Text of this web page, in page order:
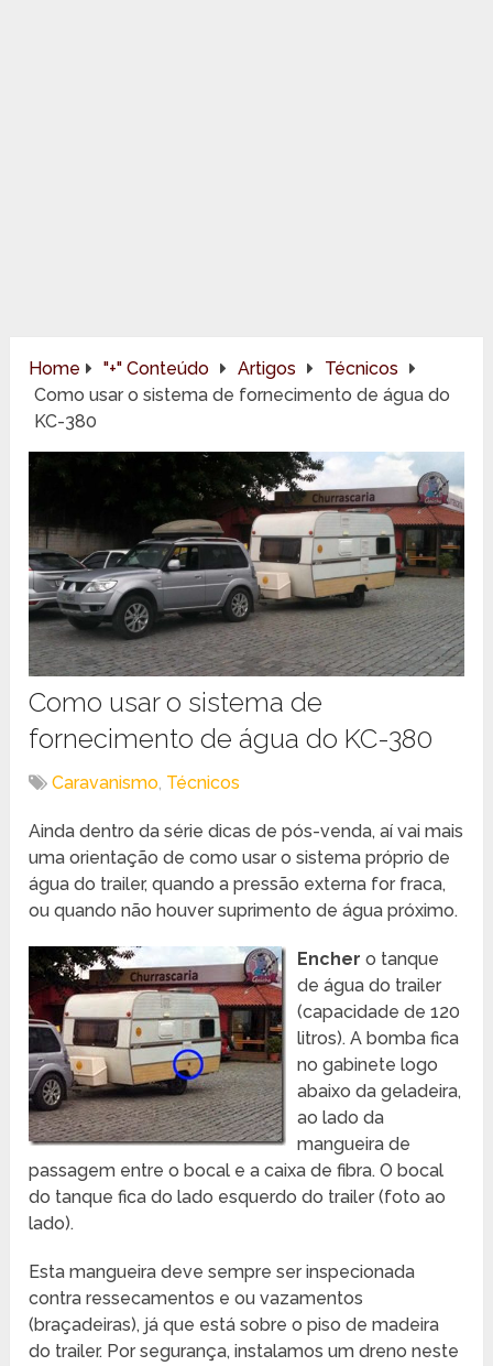
Home "+" Conteúdo Artigos
Técnicos
Como usar o sistema de fornecimento de água do
KC-380
Como usar o sistema de
fornecimento de água do KC-380
Caravanismo, Técnicos
Ainda dentro da série dicas de pós-venda, aí vai mais
uma orientação de como usar o sistema próprio de
água do trailer, quando a pressão externa for fraca,
ou quando não houver suprimento de água próximo.
Encher o tanque
de água do trailer
(capacidade de 120
litros). A bomba fica
no gabinete logo
abaixo da geladeira,
ao lado da
mangueira de
passagem entre o bocal e a caixa de fibra. O bocal
do tanque fica do lado esquerdo do trailer (foto ao
lado).
Esta mangueira deve sempre ser inspecionada
contra ressecamentos e ou vazamentos
(braçadeiras), já que está sobre o piso de madeira
do trailer. Por segurança, instalamos um dreno neste